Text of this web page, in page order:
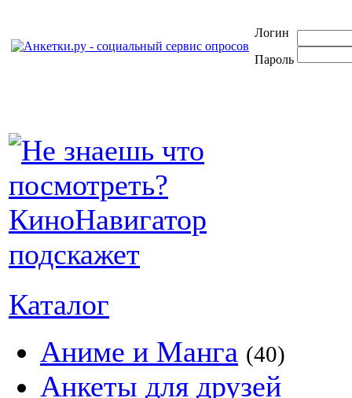
Логин
Пароль
Каталог
Аниме и Манга (40)
Анкеты для друзей